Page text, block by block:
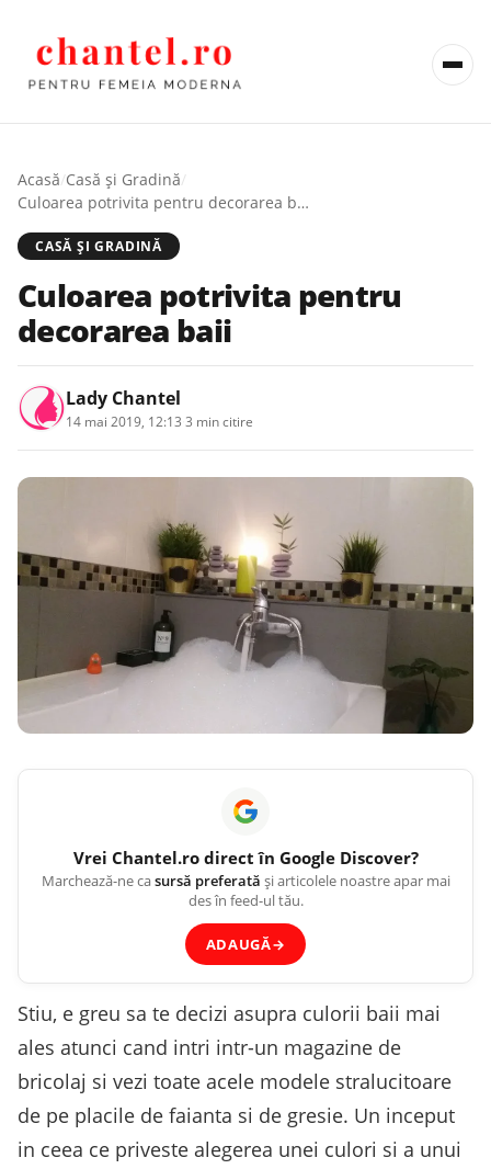
Acasă/Casă şi Gradină/
Culoarea potrivita pentru decorarea baii
CASĂ ŞI GRADINĂ
Culoarea potrivita pentru
decorarea baii
Lady Chantel
14 mai 2019, 12:13 3 min citire
Vrei Chantel.rodirect în Google Discover?
Marchează-ne casursă preferată și articolele noastre apar mai
des în feed-ul tău.
ADAUGĂ→
Stiu, e greu sa te decizi asupra culorii baii mai
ales atunci cand intri intr-un magazine de
bricolaj si vezi toate acele modele stralucitoare
de pe placile de faianta si de gresie. Un inceput
in ceea ce priveste alegerea unei culori si a unui